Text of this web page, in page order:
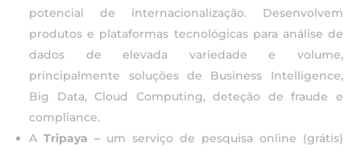
potencial de internacionalização. Desenvolvem
produtos e plataformas tecnológicas para análise de
dados de elevada variedade e volume,
principalmente soluções de Business Intelligence,
Big Data, Cloud Computing, deteção de fraude e
compliance.
ATripaya – um serviço de pesquisa online (grátis)